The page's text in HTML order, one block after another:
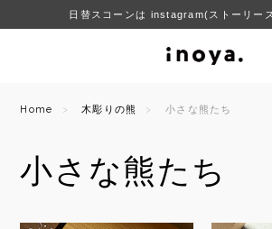
日替スコーンは instagram(ストーリー
Home 木彫りの熊 小さな熊たち
小さな熊たち